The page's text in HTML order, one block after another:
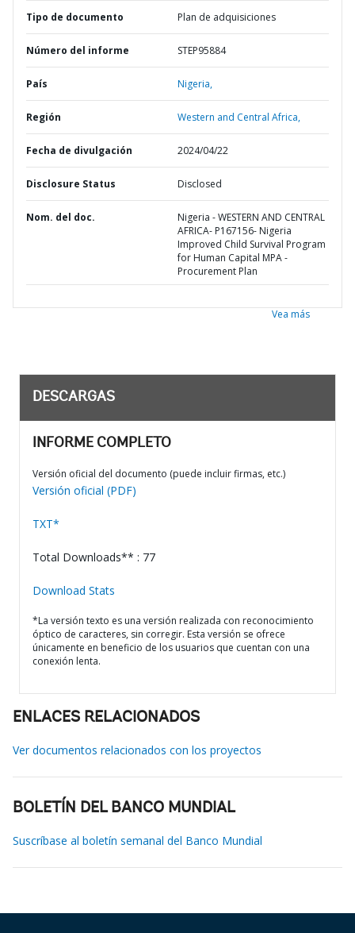
Tipo de documento Plan de adquisiciones
Número del informe STEP95884
País Nigeria,
Región Western and Central Africa,
Fecha de divulgación 2024/04/22
Disclosure Status Disclosed
Nom. del doc.
Nigeria - WESTERN AND CENTRAL
AFRICA- P167156- Nigeria
Improved Child Survival Program
for Human Capital MPA -
Procurement Plan
Vea más
DESCARGAS
INFORME COMPLETO
Versión oficial del documento (puede incluir firmas, etc.)
Versión oficial (PDF)
TXT*
Total Downloads** : 77
Download Stats
*La versión texto es una versión realizada con reconocimiento
óptico de caracteres, sin corregir. Esta versión se ofrece
únicamente en beneficio de los usuarios que cuentan con una
conexión lenta.
ENLACES RELACIONADOS
Ver documentos relacionados con los proyectos
BOLETÍN DEL BANCO MUNDIAL
Suscríbase al boletín semanal del Banco Mundial